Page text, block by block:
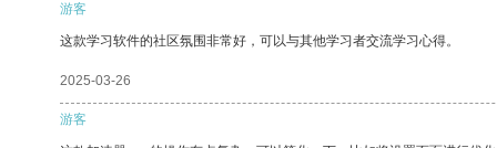
游客
这款学习软件的社区氛围非常好，可以与其他学习者交流学习心得。
2025-03-26
游客